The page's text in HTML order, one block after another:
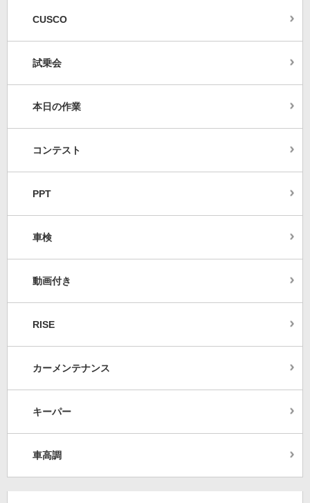
CUSCO
試乗会
本日の作業
コンテスト
PPT
車検
動画付き
RISE
カーメンテナンス
キーパー
車高調